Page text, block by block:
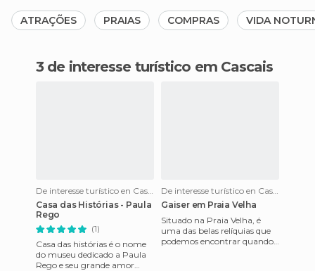
ATRAÇÕES PRAIAS COMPRAS VIDA
3 de interesse turístico em Cascais
De interesse turístico en Cascais
Casa das Histórias - Paula
Rego
(1)
Casa das histórias é o nome
do museu dedicado a Paula
Rego e seu grande amor
De interesse turístico en Cascais
Gaiser em Praia Velha
Situado na Praia Velha, é
uma das belas relíquias que
podemos encontrar quando